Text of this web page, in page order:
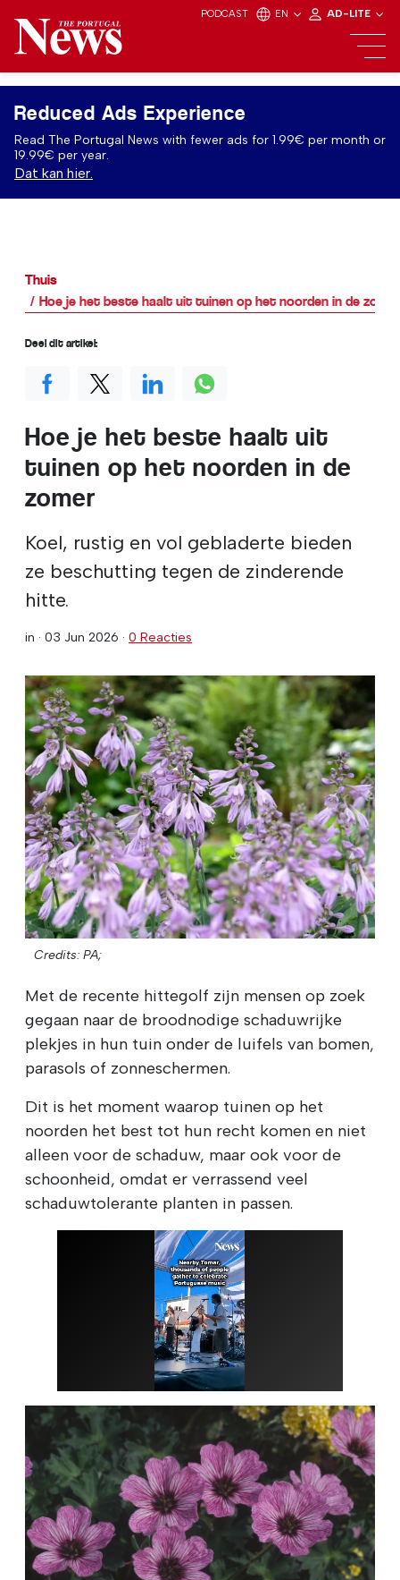
PODCAST EN AD-LITE
Reduced Ads Experience
Read The Portugal News with fewer ads for 1.99€ per month or
19.99€ per year.
Dat kan hier.
Thuis
Hoe je het beste haalt uit tuinen op het noorden in de zomer
Hoe je het beste haalt uit
tuinen op het noorden in de
zomer
Koel, rustig en vol gebladerte bieden
ze beschutting tegen de zinderende
hitte.
in · 03 Jun 2026 · 0 Reacties
Credits: PA;
Met de recente hittegolf zijn mensen op zoek
gegaan naar de broodnodige schaduwrijke
plekjes in hun tuin onder de luifels van bomen,
parasols of zonneschermen.
Dit is het moment waarop tuinen op het
noorden het best tot hun recht komen en niet
alleen voor de schaduw, maar ook voor de
schoonheid, omdat er verrassend veel
schaduwtolerante planten in passen.
Deel dit artikel: